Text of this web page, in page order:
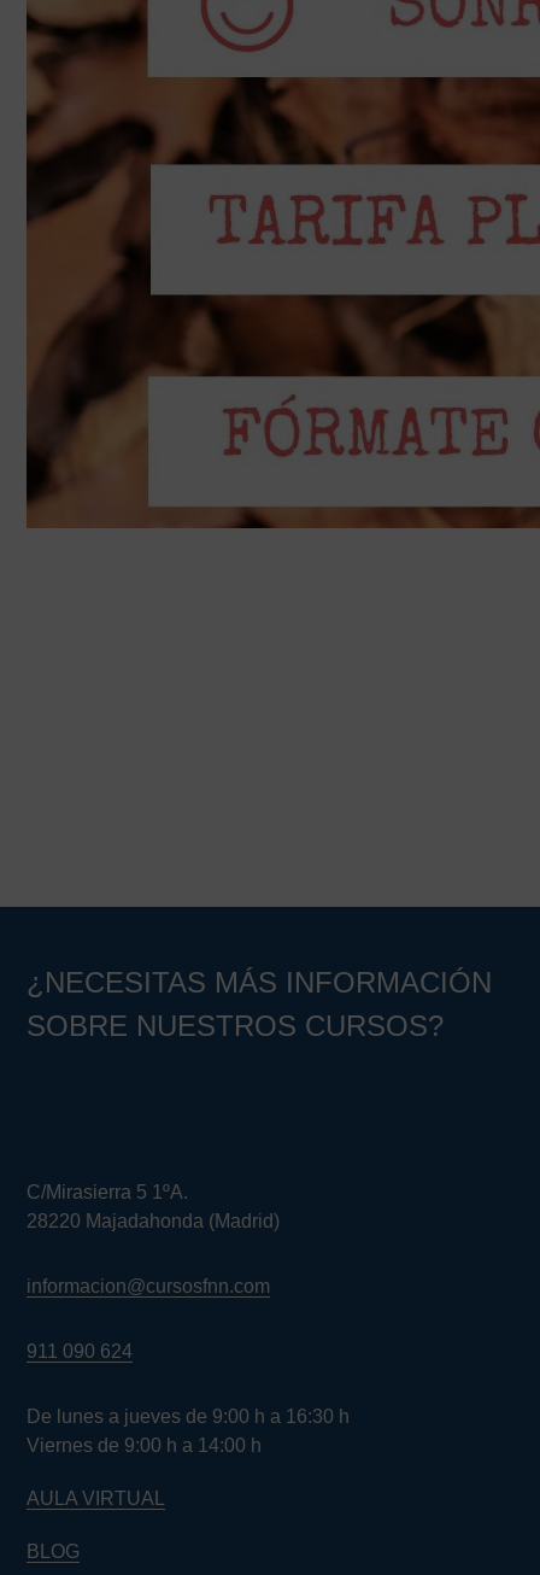
¿NECESITAS MÁS INFORMACIÓN
SOBRE NUESTROS CURSOS?
C/Mirasierra 5 1ºA.
28220 Majadahonda (Madrid)
informacion@cursosfnn.com
911 090 624
De lunes a jueves de 9:00 h a 16:30 h
Viernes de 9:00 h a 14:00 h
AULA VIRTUAL
BLOG